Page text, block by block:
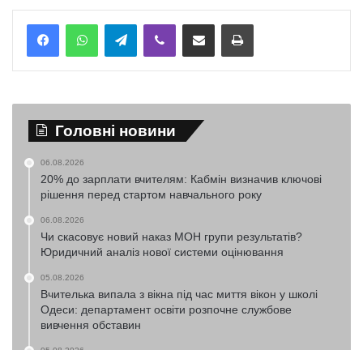
TelegramViber Надіслати електронною поштоюНадрукувати
Головні новини
06.08.2026
20% до зарплати вчителям: Кабмін визначив ключові
рішення перед стартом навчального року
06.08.2026
Чи скасовує новий наказ МОН групи результатів?
Юридичний аналіз нової системи оцінювання
05.08.2026
Вчителька випала з вікна під час миття вікон у школі
Одеси: департамент освіти розпочне службове
вивчення обставин